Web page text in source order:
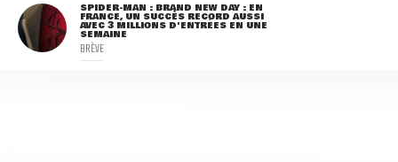
SPIDER-MAN : BRAND NEW DAY : EN
FRANCE, UN SUCCÈS RECORD AUSSI
AVEC 3 MILLIONS D'ENTRÉES EN UNE
SEMAINE
BRÈVE